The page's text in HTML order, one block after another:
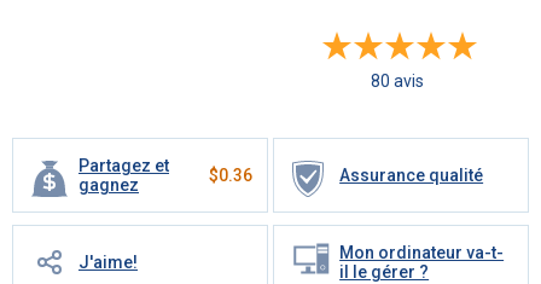
Partagez et
gagnez
$0.36 Assurance qualité
J'aime!
Mon ordinateur va-t-
il le gérer ?
80 avis